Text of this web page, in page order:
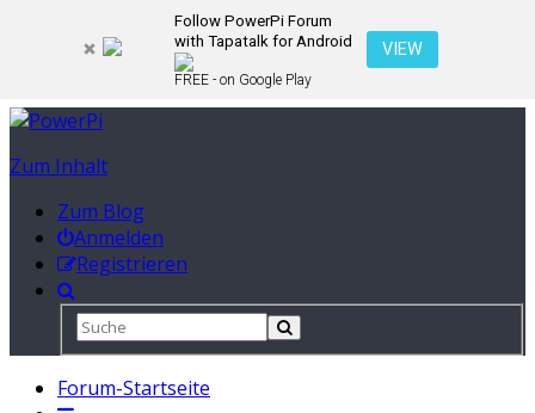
Follow PowerPi Forum
with Tapatalk for Android
FREE - on Google Play
VIEW
Zum Inhalt
Zum Blog
Anmelden
Registrieren
Forum-Startseite